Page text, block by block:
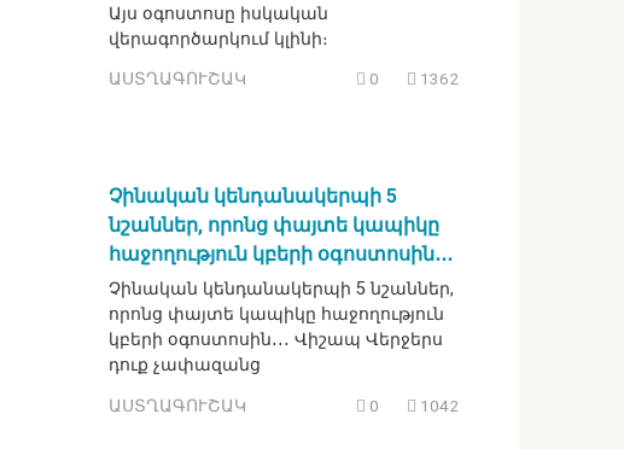
Այս օգոստոսը իսկական
վերագործարկում կլինի։
ԱՍՏՂԱԳՈՒՇԱԿ 0 1362
Չինական կենդանակերպի 5
նշաններ, որոնց փայտե կապիկը
հաջողություն կբերի օգոստոսին․․․
Չինական կենդանակերպի 5 նշաններ,
որոնց փայտե կապիկը հաջողություն
կբերի օգոստոսին․․․ Վիշապ Վերջերս
դուք չափազանց
ԱՍՏՂԱԳՈՒՇԱԿ 0 1042